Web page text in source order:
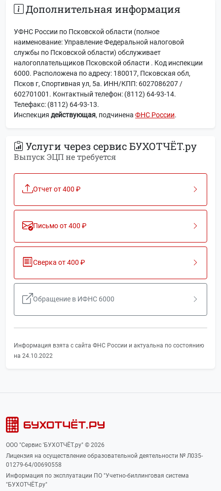
Дополнительная информация
УФНС России по Псковской области (полное
наименование: Управление Федеральной налоговой
службы по Псковской области) обслуживает
налогоплательщиков Псковской области . Код инспекции
6000. Расположена по адресу: 180017, Псковская обл,
Псков г, Спортивная ул, 5а. ИНН/КПП: 6027086207 /
602701001. Контактный телефон: (8112) 64-93-14.
Телефакс: (8112) 64-93-13.
Инспекция действующая, подчинена ФНС России.
Услуги через сервис БУХОТЧЁТ.ру
Выпуск ЭЦП не требуется
Отчет от 400 ₽
Письмо от 400 ₽
Сверка от 400 ₽
Обращение в ИФНС 6000
Информация взята с сайта ФНС России и актуальна по состоянию
на 24.10.2022
ООО "Сервис 'БУХОТЧЁТ.ру" © 2026
Лицензия на осуществление образовательной деятельности № Л035-
01279-64/00690558
Информация по эксплуатации ПО "Учетно-биллинговая система
"БУХОТЧЁТ.ру"